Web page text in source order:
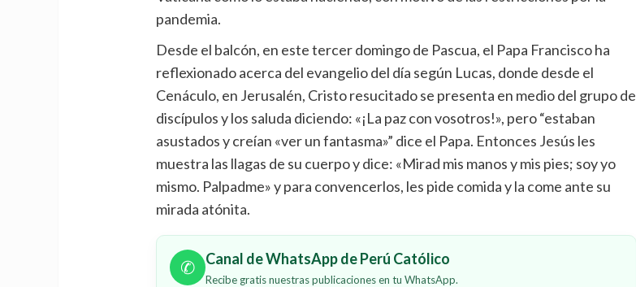
pandemia.
Desde el balcón, en este tercer domingo de Pascua, el Papa Francisco ha
reflexionado acerca del evangelio del día según Lucas, donde desde el
Cenáculo, en Jerusalén, Cristo resucitado se presenta en medio del grupo de
discípulos y los saluda diciendo: «¡La paz con vosotros!», pero “estaban
asustados y creían «ver un fantasma»” dice el Papa. Entonces Jesús les
muestra las llagas de su cuerpo y dice: «Mirad mis manos y mis pies; soy yo
mismo. Palpadme» y para convencerlos, les pide comida y la come ante su
mirada atónita.
✆ Canal de WhatsApp de Perú Católico
Recibe gratis nuestras publicaciones en tu WhatsApp.